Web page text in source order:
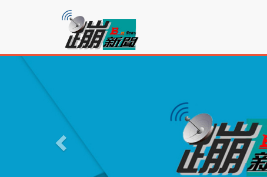
蹦
新
聞
v
o